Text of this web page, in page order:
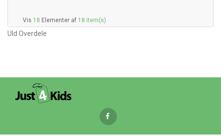
Vis 18 Elementer af 18 item(s)
Uld Overdele